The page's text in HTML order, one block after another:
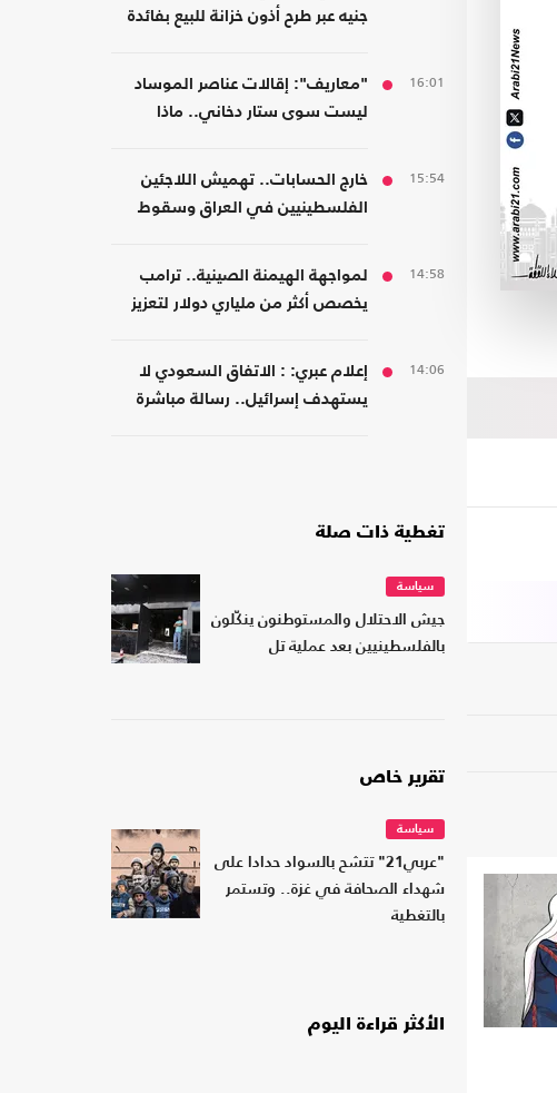
جنيه عبر طرح أذون خزانة للبيع بفائدة
16:01
"معاريف": إقالات عناصر الموساد
ليست سوى ستار دخاني.. ماذا
15:54
خارج الحسابات.. تهميش اللاجئين
الفلسطينيين في العراق وسقوط
14:58
لمواجهة الهيمنة الصينية.. ترامب
يخصص أكثر من ملياري دولار لتعزيز
14:06
إعلام عبري: : الاتفاق السعودي لا
يستهدف إسرائيل.. رسالة مباشرة
تغطية ذات صلة
سياسة
جيش الاحتلال والمستوطنون ينكّلون
بالفلسطينيين بعد عملية تل
تقرير خاص
سياسة
"عربي21" تتشح بالسواد حدادا على
شهداء الصحافة في غزة.. وتستمر
بالتغطية
الأكثر قراءة اليوم